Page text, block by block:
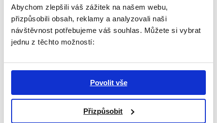
Abychom zlepšili váš zážitek na našem webu,
přizpůsobili obsah, reklamy a analyzovali naši
návštěvnost potřebujeme váš souhlas. Můžete si vybrat
jednu z těchto možností:
Povolit vše
Přizpůsobit
Pokud se nás sejde více než 10, navštíví nás
i populární spisovatelMartin Petiška(syn Eduarda
Petišky), který mimo jiné píše také knihy s touto
tématikou i pod pseudonymem Eduard
prosím,co nejdříve…
1. patro, místnost Reminiscence. Vstup zdarma.